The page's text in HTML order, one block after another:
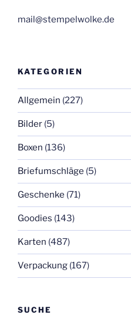
mail@stempelwolke.de
KATEGORIEN
Allgemein (227)
Bilder (5)
Boxen (136)
Briefumschläge (5)
Geschenke (71)
Goodies (143)
Karten (487)
Verpackung (167)
SUCHE